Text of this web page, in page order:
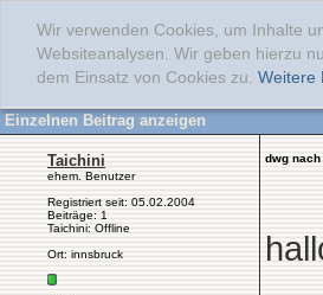
Wir verwenden Cookies, um Inhalte
Websiteanalysen. Wir geben hierzu
dem Einsatz von Cookies zu. Weitere
Einzelnen Beitrag anzeigen
Taichini
ehem. Benutzer
Registriert seit: 05.02.2004
Beiträge: 1
Taichini: Offline
Ort: innsbruck
dwg